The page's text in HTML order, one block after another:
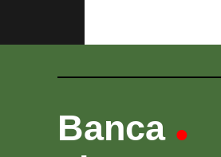
Banca •